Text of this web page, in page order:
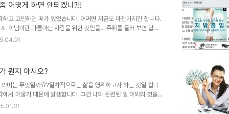
나... 뭐~ 그 이유를 모르는 바도 아닙니다.얼마나 운에 기대야만
그러겠냐구요... 하지만 아닌 건 아닌거라고 ..
어떻게 하면 안되겠니?!!
하고 고민하던 때가 있었습니다. 어쩌면 지금도 마찬가지긴 합니다.
. 이념이란 다름아닌 사람을 위한 것임을... 주위를 둘러 보면 답답
좋은 것을 떠올리려 해도 한편으로 좋은 것을 생각할 여지 조차없
결지어... 그래서 자본주의라고 하기도 하겠지만... 논조의 지향하
분 없이 대부분 향하는 바는 그리 다르지 않다는 사실..
뭔지 아시오?
미는 무엇일까요?일차적으로는 삶을 영위하고자 하는 것일 겁니
에서 머물기 때문에 발생합니다. 그건 나와 관련된 일 이외의 것을
고 복잡하다는 구조적 원인도 한 몫을 하죠. 마치 인간이 우주를 이